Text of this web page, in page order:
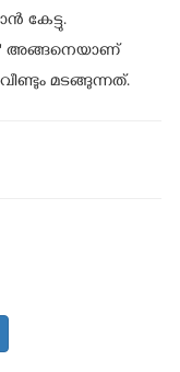
കേട്ടു.
അങ്ങനെയാണ്
മടങ്ങുന്നത്.